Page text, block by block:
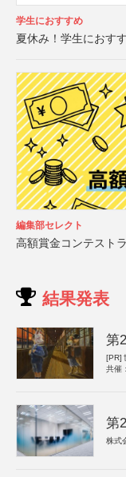
学生におすすめ
夏休み！学生におす
編集部セレクト
高額賞金コンテスト
結果発表
第
[PR]
共催
第
株式